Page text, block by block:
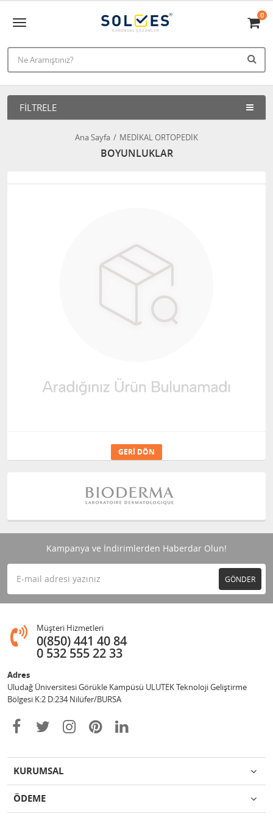
0
FILTRELE
Ana Sayfa MEDİKAL ORTOPEDİK
BOYUNLUKLAR
GERI DÖN
Kampanya ve İndirimlerden Haberdar Olun!
GÖNDER
Müşteri Hizmetleri
0(850) 441 40 84
0 532 555 22 33
Adres
Uludağ Üniversitesi Görükle Kampüsü ULUTEK Teknoloji Geliştirme
Bölgesi K:2 D:234 Nilüfer/BURSA
KURUMSAL
ÖDEME